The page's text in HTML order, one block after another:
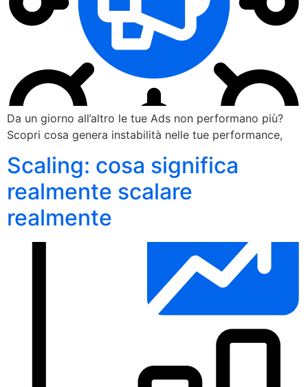
Da un giorno all’altro le tue Ads non performano più?
Scopri cosa genera instabilità nelle tue performance,
Scaling: cosa significa
realmente scalare
realmente